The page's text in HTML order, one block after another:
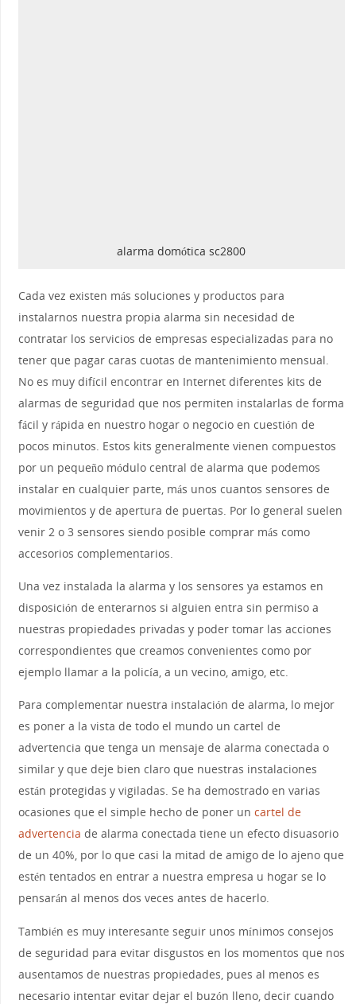
alarma domótica sc2800
Cada vez existen más soluciones y productos para
instalarnos nuestra propia alarma sin necesidad de
contratar los servicios de empresas especializadas para no
tener que pagar caras cuotas de mantenimiento mensual.
No es muy difícil encontrar en Internet diferentes kits de
alarmas de seguridad que nos permiten instalarlas de forma
fácil y rápida en nuestro hogar o negocio en cuestión de
pocos minutos. Estos kits generalmente vienen compuestos
por un pequeño módulo central de alarma que podemos
instalar en cualquier parte, más unos cuantos sensores de
movimientos y de apertura de puertas. Por lo general suelen
venir 2 o 3 sensores siendo posible comprar más como
accesorios complementarios.
Una vez instalada la alarma y los sensores ya estamos en
disposición de enterarnos si alguien entra sin permiso a
nuestras propiedades privadas y poder tomar las acciones
correspondientes que creamos convenientes como por
ejemplo llamar a la policía, a un vecino, amigo, etc.
Para complementar nuestra instalación de alarma, lo mejor
es poner a la vista de todo el mundo un cartel de
advertencia que tenga un mensaje de alarma conectada o
similar y que deje bien claro que nuestras instalaciones
están protegidas y vigiladas. Se ha demostrado en varias
ocasiones que el simple hecho de poner un cartel de
advertencia de alarma conectada tiene un efecto disuasorio
de un 40%, por lo que casi la mitad de amigo de lo ajeno que
estén tentados en entrar a nuestra empresa u hogar se lo
pensarán al menos dos veces antes de hacerlo.
También es muy interesante seguir unos mínimos consejos
de seguridad para evitar disgustos en los momentos que nos
ausentamos de nuestras propiedades, pues al menos es
necesario intentar evitar dejar el buzón lleno, decir cuando